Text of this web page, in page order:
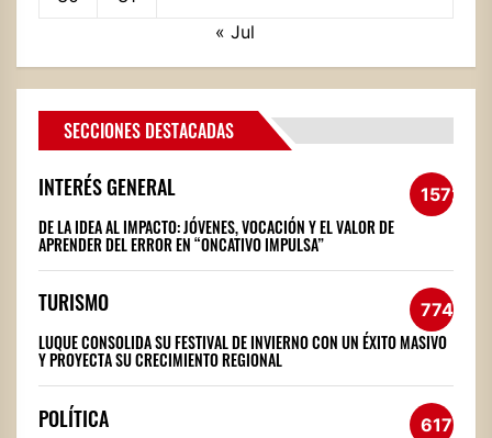
« Jul
SECCIONES DESTACADAS
INTERÉS GENERAL 1572
DE LA IDEA AL IMPACTO: JÓVENES, VOCACIÓN Y EL VALOR DE
APRENDER DEL ERROR EN “ONCATIVO IMPULSA”
TURISMO 774
LUQUE CONSOLIDA SU FESTIVAL DE INVIERNO CON UN ÉXITO MASIVO
Y PROYECTA SU CRECIMIENTO REGIONAL
POLÍTICA 617